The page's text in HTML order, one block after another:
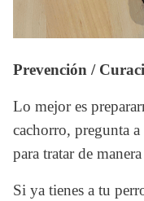
Prevención /
Lo mejor es
cachorro, pregunta
para tratar de
Si ya tienes a tu